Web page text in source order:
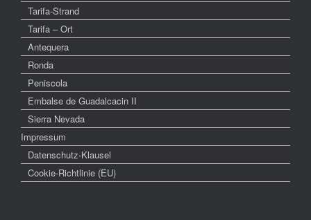
Tarifa-Strand
Tarifa – Ort
Antequera
Ronda
Peniscola
Embalse de Guadalcacin II
Sierra Nevada
Impressum
Datenschutz-Klausel
Cookie-Richtlinie (EU)